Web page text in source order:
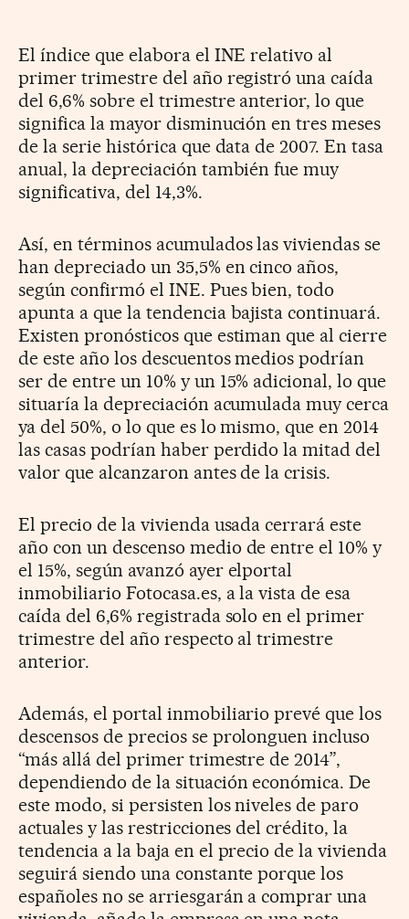
El índice que elabora el INE relativo al
primer trimestre del año registró una caída
del 6,6% sobre el trimestre anterior, lo que
significa la mayor disminución en tres meses
de la serie histórica que data de 2007. En tasa
anual, la depreciación también fue muy
significativa, del 14,3%.
Así, en términos acumulados las viviendas se
han depreciado un 35,5% en cinco años,
según confirmó el INE. Pues bien, todo
apunta a que la tendencia bajista continuará.
Existen pronósticos que estiman que al cierre
de este año los descuentos medios podrían
ser de entre un 10% y un 15% adicional, lo que
situaría la depreciación acumulada muy cerca
ya del 50%, o lo que es lo mismo, que en 2014
las casas podrían haber perdido la mitad del
valor que alcanzaron antes de la crisis.
El precio de la vivienda usada cerrará este
año con un descenso medio de entre el 10% y
el 15%, según avanzó ayer elportal
inmobiliario Fotocasa.es, a la vista de esa
caída del 6,6% registrada solo en el primer
trimestre del año respecto al trimestre
anterior.
Además, el portal inmobiliario prevé que los
descensos de precios se prolonguen incluso
“más allá del primer trimestre de 2014”,
dependiendo de la situación económica. De
este modo, si persisten los niveles de paro
actuales y las restricciones del crédito, la
tendencia a la baja en el precio de la vivienda
seguirá siendo una constante porque los
españoles no se arriesgarán a comprar una